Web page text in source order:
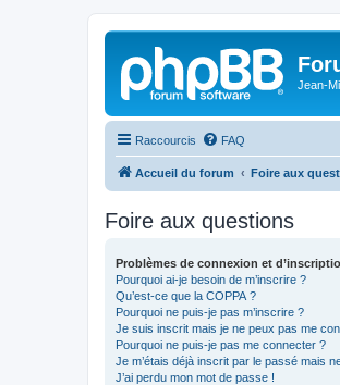
Jean-
Raccourcis FAQ
Accueil du forum Foire aux
Foire aux questions
Problèmes de connexion et
Pourquoi ai-je besoin de m’inscrire ?
Qu’est-ce que la COPPA ?
Pourquoi ne puis-je pas m’inscrire ?
Je suis inscrit mais je ne peux pas me
Pourquoi ne puis-je pas me connecter ?
Je m’étais déjà inscrit par le passé mais
J’ai perdu mon mot de passe !